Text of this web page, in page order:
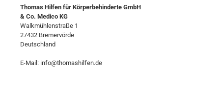
Thomas Hilfen für Körperbehinderte GmbH
& Co. Medico KG
Walkmühlenstraße 1
27432 Bremervörde
Deutschland
E-Mail: info@thomashilfen.de